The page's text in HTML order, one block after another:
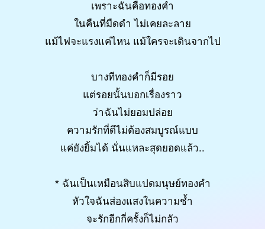
เพราะฉันคือทองคำ
ในคืนที่มืดดำ ไม่เคยละลาย
แม้ไฟจะแรงแค่ไหน แม้ใครจะเดินจากไป
บางทีทองคำก็มีรอย
แต่รอยนั้นบอกเรื่องราว
ว่าฉันไม่ยอมปล่อย
ความรักที่ดีไม่ต้องสมบูรณ์แบบ
แค่ยังยิ้มได้ นั่นแหละสุดยอดแล้ว..
* ฉันเป็นเหมือนสิบแปดมนุษย์ทองคำ
หัวใจฉันส่องแสงในความช้ำ
จะรักอีกกี่ครั้งก็ไม่กลัว